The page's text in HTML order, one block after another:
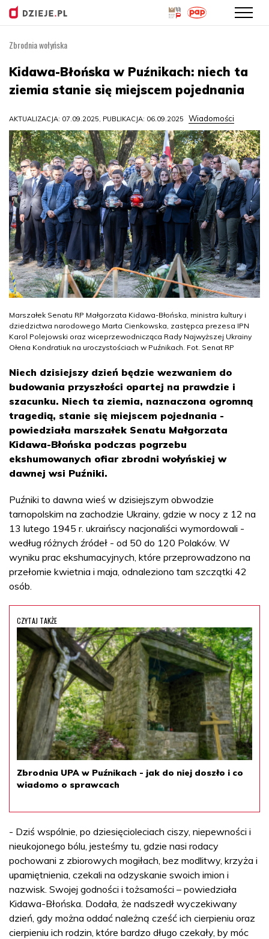
treści
Zbrodnia wołyńska
Kidawa-Błońska w Puźnikach: niech ta
ziemia stanie się miejscem pojednania
AKTUALIZACJA: 07.09.2025, PUBLIKACJA: 06.09.2025 Wiadomości
Marszałek Senatu RP Małgorzata Kidawa-Błońska, ministra kultury i
dziedzictwa narodowego Marta Cienkowska, zastępca prezesa IPN
Karol Polejowski oraz wiceprzewodnicząca Rady Najwyższej Ukrainy
Ołena Kondratiuk na uroczystościach w Puźnikach. Fot. Senat RP
Niech dzisiejszy dzień będzie wezwaniem do
budowania przyszłości opartej na prawdzie i
szacunku. Niech ta ziemia, naznaczona ogromną
tragedią, stanie się miejscem pojednania -
powiedziała marszałek Senatu Małgorzata
Kidawa-Błońska podczas pogrzebu
ekshumowanych ofiar zbrodni wołyńskiej w
dawnej wsi Puźniki.
Puźniki to dawna wieś w dzisiejszym obwodzie
tarnopolskim na zachodzie Ukrainy, gdzie w nocy z 12 na
13 lutego 1945 r. ukraińscy nacjonaliści wymordowali -
według różnych źródeł - od 50 do 120 Polaków. W
wyniku prac ekshumacyjnych, które przeprowadzono na
przełomie kwietnia i maja, odnaleziono tam szczątki 42
osób.
CZYTAJ TAKŻE
Zbrodnia UPA w Puźnikach - jak do niej doszło i co
wiadomo o sprawcach
- Dziś wspólnie, po dziesięcioleciach ciszy, niepewności i
nieukojonego bólu, jesteśmy tu, gdzie nasi rodacy
pochowani z zbiorowych mogiłach, bez modlitwy, krzyża i
upamiętnienia, czekali na odzyskanie swoich imion i
nazwisk. Swojej godności i tożsamości – powiedziała
Kidawa-Błońska. Dodała, że nadszedł wyczekiwany
dzień, gdy można oddać należną cześć ich cierpieniu oraz
cierpieniu ich rodzin, które bardzo długo czekały, by móc